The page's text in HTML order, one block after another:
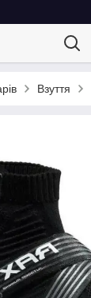
Взуття